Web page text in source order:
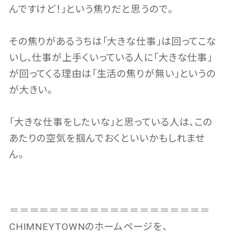
んですけど！」という焦りだと思うので。
その焦りがあるうちは「大きな仕事」は回ってこな
いし、仕事が上手くいっている人に「大きな仕事」
が回ってくる理由は「生活の焦りが無い」というの
が大きい。
「大きな仕事をしたいな」と思っている人は、この
あたりの空気を掴んでおくといいかもしれませ
ん。
＝＝＝＝＝＝＝＝＝＝＝＝＝＝＝＝＝＝＝＝
CHIMNEYTOWNのホームページを、